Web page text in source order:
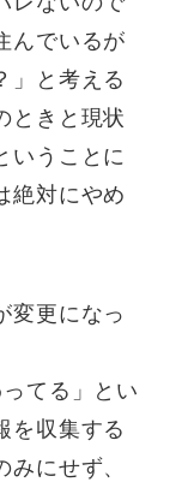
んでいるが
」と考える
ときと現状
いうことに
絶対にやめ
変更になっ
てる」とい
を収集する
にせず、